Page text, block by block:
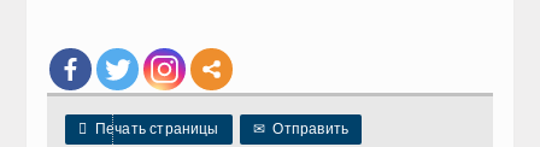
 Печать страницы ✉ Отправить